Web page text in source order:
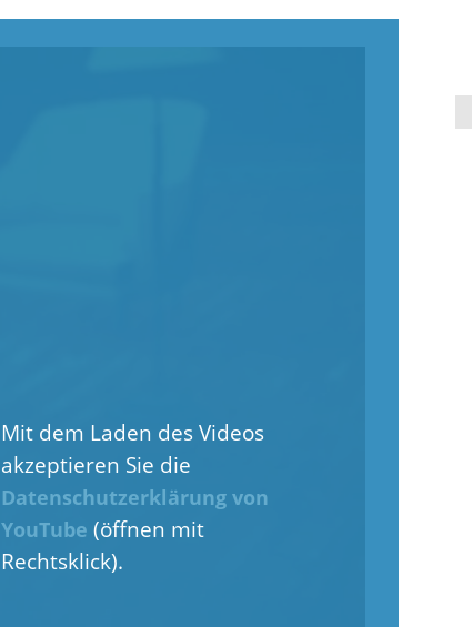
Mit dem Laden des Videos
akzeptieren Sie die
Datenschutzerklärung von
YouTube (öffnen mit
Rechtsklick).